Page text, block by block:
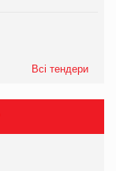
Всі тендери